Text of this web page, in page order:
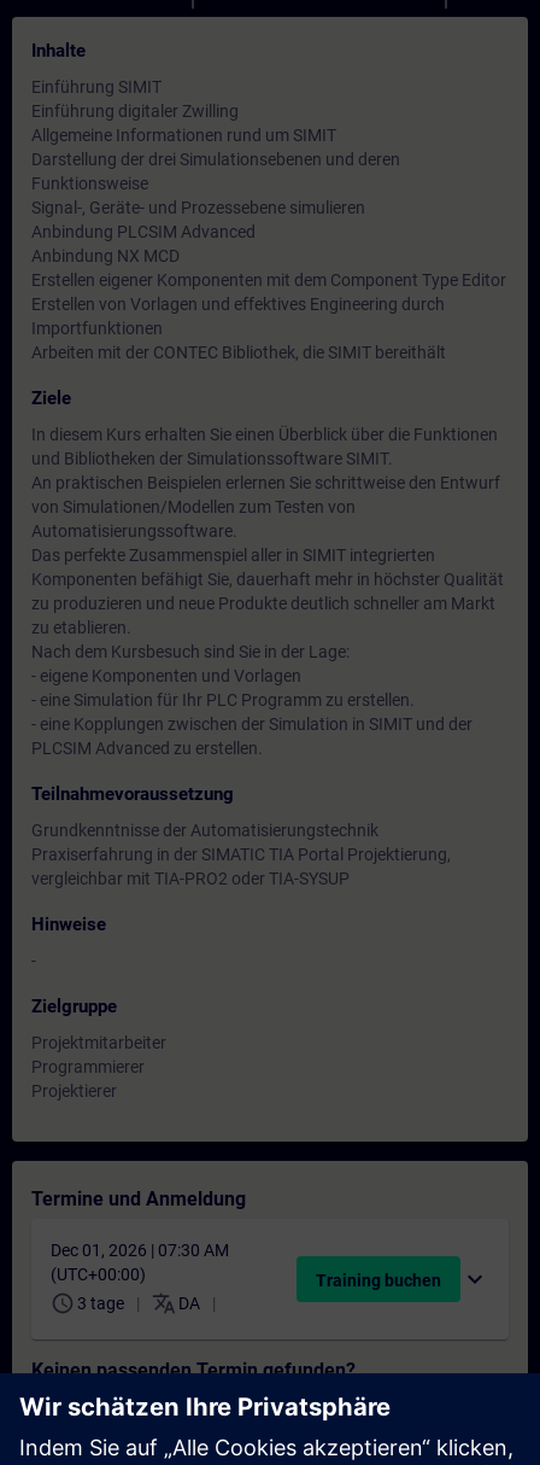
Inhalte
Einführung SIMIT
Einführung digitaler Zwilling
Allgemeine Informationen rund um SIMIT
Darstellung der drei Simulationsebenen und deren
Funktionsweise
Signal-, Geräte- und Prozessebene simulieren
Anbindung PLCSIM Advanced
Anbindung NX MCD
Erstellen eigener Komponenten mit dem Component Type Editor
Erstellen von Vorlagen und effektives Engineering durch
Importfunktionen
Arbeiten mit der CONTEC Bibliothek, die SIMIT bereithält
Ziele
In diesem Kurs erhalten Sie einen Überblick über die Funktionen
und Bibliotheken der Simulationssoftware SIMIT.
An praktischen Beispielen erlernen Sie schrittweise den Entwurf
von Simulationen/Modellen zum Testen von
Automatisierungssoftware.
Das perfekte Zusammenspiel aller in SIMIT integrierten
Komponenten befähigt Sie, dauerhaft mehr in höchster Qualität
zu produzieren und neue Produkte deutlich schneller am Markt
zu etablieren.
Nach dem Kursbesuch sind Sie in der Lage:
- eigene Komponenten und Vorlagen
- eine Simulation für Ihr PLC Programm zu erstellen.
- eine Kopplungen zwischen der Simulation in SIMIT und der
PLCSIM Advanced zu erstellen.
Teilnahmevoraussetzung
Grundkenntnisse der Automatisierungstechnik
Praxiserfahrung in der SIMATIC TIA Portal Projektierung,
vergleichbar mit TIA-PRO2 oder TIA-SYSUP
Hinweise
-
Zielgruppe
Projektmitarbeiter
Programmierer
Projektierer
Termine und Anmeldung
Dec 01, 2026 | 07:30 AM
(UTC+00:00)
schedule 3 tage translate DA
Training buchen expand_more
Keinen passenden Termin gefunden?
Setzen Sie sich auf die Interessentenliste und erhalten Sie eine
Benachrichtigung sobald neue Termine verfügbar sind.